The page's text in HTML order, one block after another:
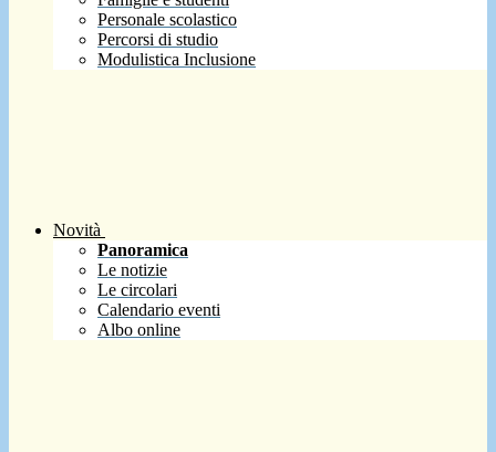
Personale scolastico
Percorsi di studio
Modulistica Inclusione
Novità
Panoramica
Le notizie
Le circolari
Calendario eventi
Albo online